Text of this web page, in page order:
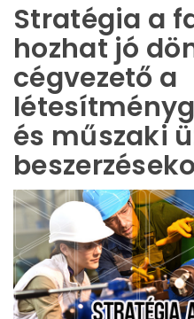
Stratégia a
hozhat jó
cégvezető a
és műszaki